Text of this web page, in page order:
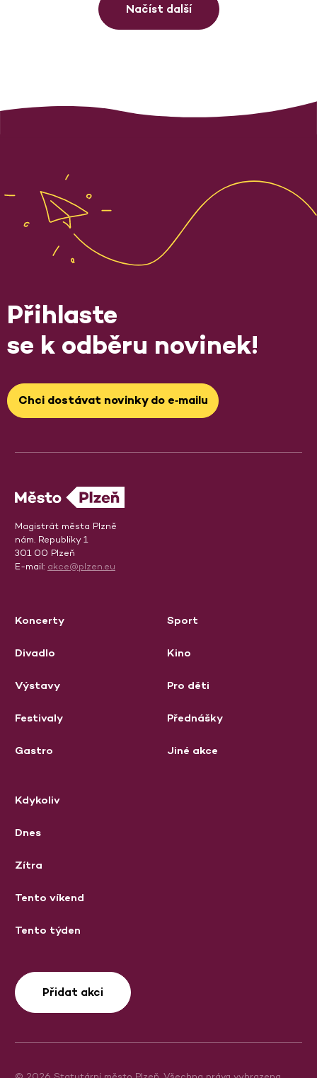
Načíst další
Přihlaste
se k odběru novinek!
Chci dostávat novinky do e‑mailu
Magistrát města Plzně
nám. Republiky 1
301 00 Plzeň
E-mail: akce@plzen.eu
Koncerty
Divadlo
Výstavy
Festivaly
Gastro
Sport
Kino
Pro děti
Přednášky
Jiné akce
Kdykoliv
Dnes
Zítra
Tento víkend
Tento týden
Přidat akci